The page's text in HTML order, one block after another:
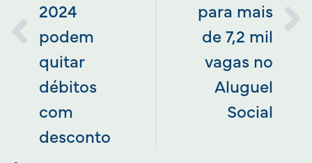
2024
podem
quitar
débitos
com
desconto
para mais
de 7,2 mil
vagas no
Aluguel
Social